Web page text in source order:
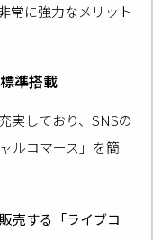
常に強力なメリット
準搭載
実しており、SNSの
ルコマース」を簡
売する「ライブコ